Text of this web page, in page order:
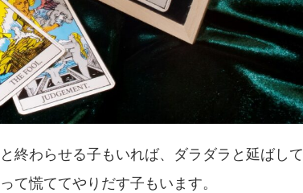
終わらせる子もいれば、ダラダラと延ばして
て慌ててやりだす子もいます。